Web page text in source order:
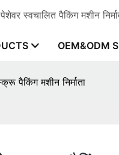
स्वचालित पैकिंग मशीन
OEM&ODM
पैकिंग मशीन निर्माता